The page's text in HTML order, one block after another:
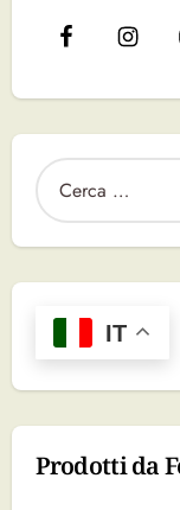
R
i
e
:
IT
Prodotti da